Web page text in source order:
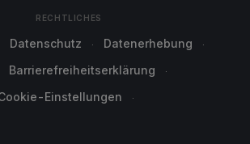
RECHTLICHES
Datenschutz
Datenerhebung
Barrierefreiheitserklärung
Einstellungen